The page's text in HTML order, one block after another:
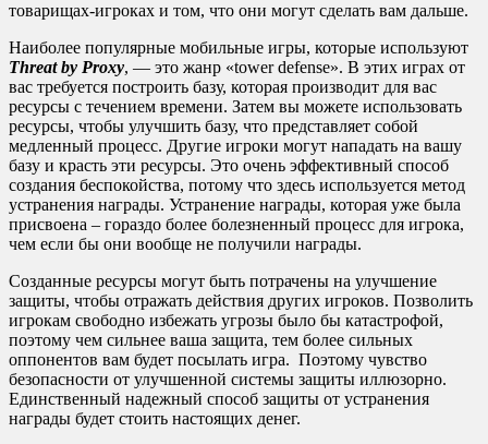
товарищах-игроках и том, что они могут сделать вам дальше.
Наиболее популярные мобильные игры, которые используют
Threat by Proxy, — это жанр «tower defense». В этих играх от
вас требуется построить базу, которая производит для вас
ресурсы с течением времени. Затем вы можете использовать
ресурсы, чтобы улучшить базу, что представляет собой
медленный процесс. Другие игроки могут нападать на вашу
базу и красть эти ресурсы. Это очень эффективный способ
создания беспокойства, потому что здесь используется метод
устранения награды. Устранение награды, которая уже была
присвоена – гораздо более болезненный процесс для игрока,
чем если бы они вообще не получили награды.
Созданные ресурсы могут быть потрачены на улучшение
защиты, чтобы отражать действия других игроков. Позволить
игрокам свободно избежать угрозы было бы катастрофой,
поэтому чем сильнее ваша защита, тем более сильных
оппонентов вам будет посылать игра. Поэтому чувство
безопасности от улучшенной системы защиты иллюзорно.
Единственный надежный способ защиты от устранения
награды будет стоить настоящих денег.